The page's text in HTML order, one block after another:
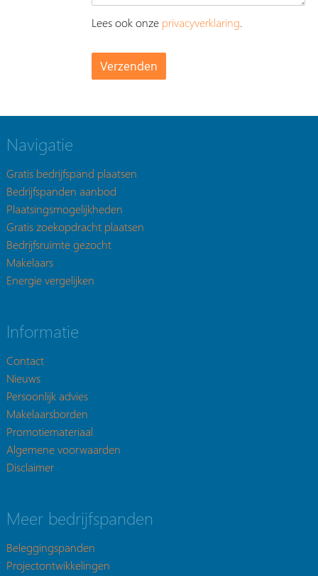
Lees ook onze privacyverklaring
Navigatie
Gratis bedrijfspand plaatsen
Bedrijfspanden aanbod
Plaatsingsmogelijkheden
Gratis zoekopdracht plaatsen
Bedrijfsruimte gezocht
Makelaars
Energie vergelijken
Informatie
Contact
Nieuws
Persoonlijk advies
Makelaarsborden
Promotiemateriaal
Algemene voorwaarden
Disclaimer
Meer bedrijfspanden
Beleggingspanden
Projectontwikkelingen